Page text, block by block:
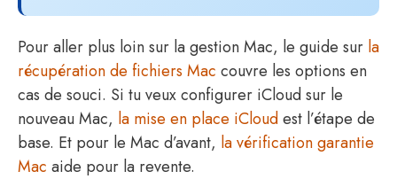
Pour aller plus loin sur la gestion Mac, le guide sur la
récupération de fichiers Mac couvre les options en
cas de souci. Si tu veux configurer iCloud sur le
nouveau Mac, la mise en place iCloudest l’étape de
base. Et pour le Mac d’avant, la vérification garantie
Mac aide pour la revente.